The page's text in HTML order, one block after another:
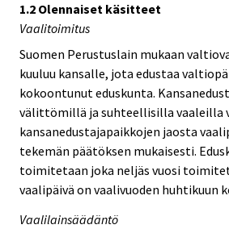
1.2 Olennaiset käsitteet
Vaalitoimitus
Suomen Perustuslain mukaan
kuuluu kansalle, jota edustaa
kokoontunut eduskunta.
välittömillä ja suhteellisilla vaaleilla
kansanedustajapaikkojen jaosta
tekemän päätöksen mukaisesti.
toimitetaan joka neljäs vuosi
vaalipäivä on vaalivuoden huhtikuun
Vaalilainsäädäntö